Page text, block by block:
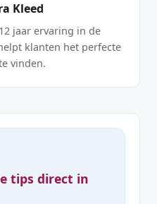
Kleed
jaar ervaring in de
klanten het perfecte
vinden.
tips direct in